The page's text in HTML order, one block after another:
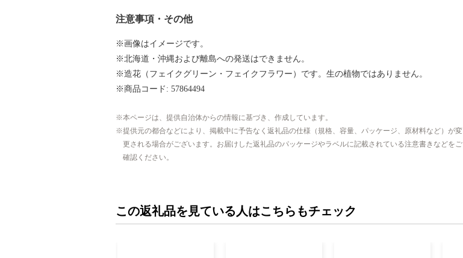
注意事項・その他
※画像はイメージです。
※北海道・沖縄および離島への発送はできません。
※造花（フェイクグリーン・フェイクフラワー）です。生の植物ではありません。
※商品コード: 57864494
本ページは、提供自治体からの情報に基づき、作成しています。
提供元の都合などにより、掲載中に予告なく返礼品の仕様（規格、容量、パッケージ、原材料など）が変
更される場合がございます。お届けした返礼品のパッケージやラベルに記載されている注意書きなどをご
確認ください。
この返礼品を見ている人はこちらもチェック